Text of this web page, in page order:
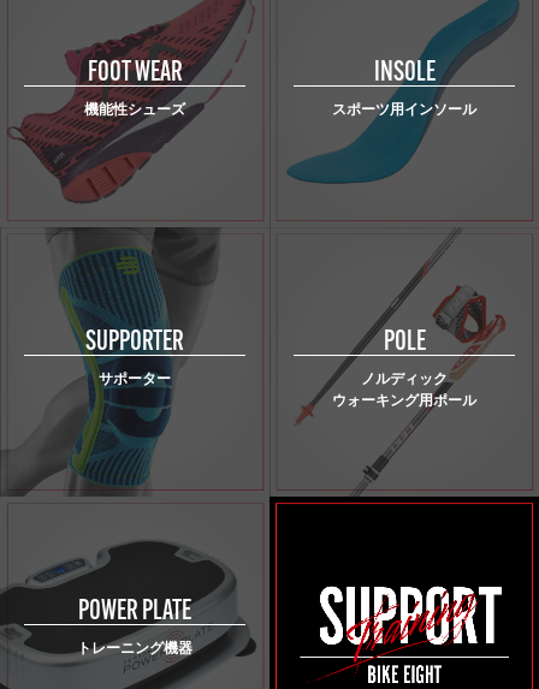
FOOT WEAR
機能性シューズ
INSOLE
スポーツ用インソール
SUPPORTER
サポーター
POLE
ノルディック
ウォーキング用ポール
POWER PLATE
トレーニング機器